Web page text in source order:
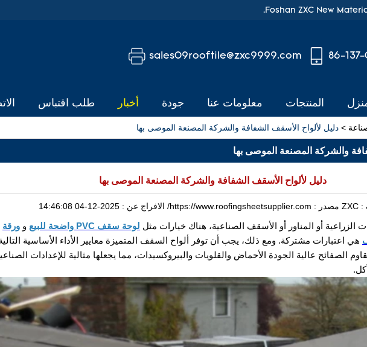
sales09rooftile@zxc9999.com
المنتجات معلومات عنا جودة أخبار طلب اقتباس
> دليل لألواح الأسقف الشفافة والشركة المصنعة الموصى بها
والشركة المصنعة الموصى بها
دليل لألواح الأسقف الشفافة والشركة المصنعة الموصى بها
:
ZXC مصدر : https://www.roofingsheetsupplier.com/ الافراج عن : 2025-12-04 14:46:08
الزراعية أو المناور أو الأسقف الصناعية، هناك خيارات مثل لوحة سقف PVC واضحة للبيع و ورقة
هي اعتبارات مشتركة. ومع ذلك، يجب أن توفر ألواح السقف المتميزة معايير الأداء الأساسية
الصفائح عالية الجودة الأحماض والقلويات والبيروكسيدات، مما يجعلها مثالية للإعدادات